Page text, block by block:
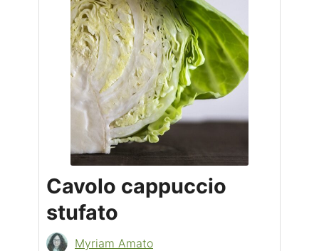
Cavolo cappuccio
stufato
Myriam Amato